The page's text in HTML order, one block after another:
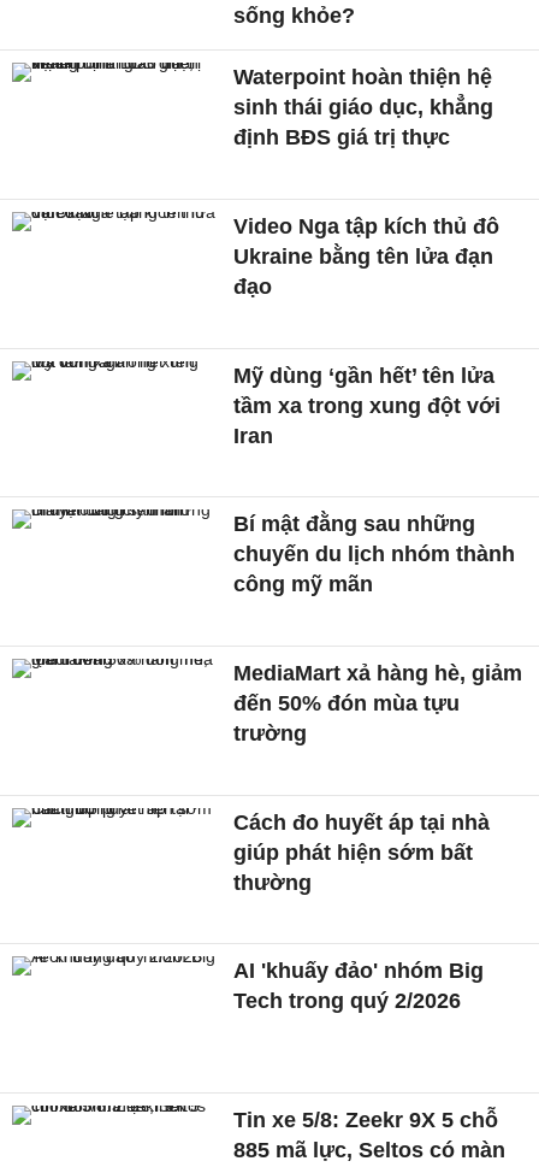
sống khỏe?
Waterpoint hoàn thiện hệ
sinh thái giáo dục, khẳng
định BĐS giá trị thực
Video Nga tập kích thủ đô
Ukraine bằng tên lửa đạn
đạo
Mỹ dùng ‘gần hết’ tên lửa
tầm xa trong xung đột với
Iran
Bí mật đằng sau những
chuyến du lịch nhóm thành
công mỹ mãn
MediaMart xả hàng hè, giảm
đến 50% đón mùa tựu
trường
Cách đo huyết áp tại nhà
giúp phát hiện sớm bất
thường
AI 'khuấy đảo' nhóm Big
Tech trong quý 2/2026
Tin xe 5/8: Zeekr 9X 5 chỗ
885 mã lực, Seltos có màn